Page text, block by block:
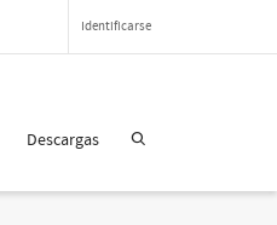
Identificarse
Descargas